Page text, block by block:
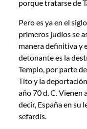
porque tratarse de
Pero es ya en el
primeros judíos se
manera definitiva y
detonante es la
Templo, por parte
Tito y la
año 70 d. C. Vienen
decir, España en su
sefardís.